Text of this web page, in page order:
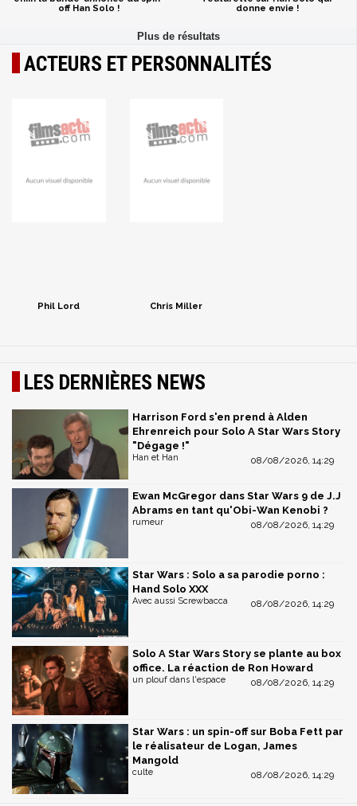
off Han Solo !
donne envie !
ACTEURS ET PERSONNALITÉS
Phil Lord Chris Miller
LES DERNIÈRES NEWS
Harrison Ford s'en prend à Alden
Ehrenreich pour Solo A Star Wars Story
"Dégage !"
08/08/2026, 14:29
Han et Han
Ewan McGregor dans Star Wars 9 de J.J
Abrams en tant qu'Obi-Wan Kenobi ?
08/08/2026, 14:29
rumeur
Star Wars : Solo a sa parodie porno :
Hand Solo XXX
08/08/2026, 14:29
Avec aussi Screwbacca
Solo A Star Wars Story se plante au box
office. La réaction de Ron Howard
08/08/2026, 14:29
un plouf dans l'espace
Star Wars : un spin-off sur Boba Fett par
le réalisateur de Logan, James
Mangold
08/08/2026, 14:29
culte